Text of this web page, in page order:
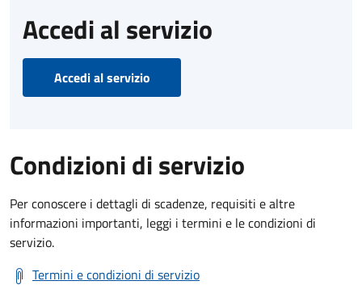
Accedi al servizio
Accedi al servizio
Condizioni di servizio
Per conoscere i dettagli di scadenze, requisiti e altre
informazioni importanti, leggi i termini e le condizioni di
servizio.
Termini e condizioni di servizio